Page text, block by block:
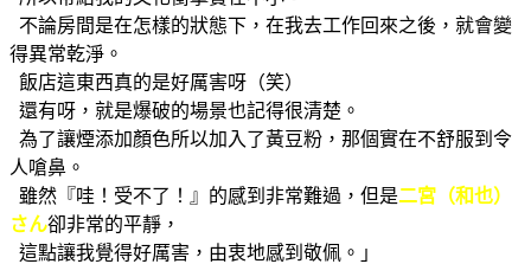
不論房間是在怎樣的狀態下，在我去工作回來之後，就會變
得異常乾淨。
飯店這東西真的是好厲害呀（笑）
還有呀，就是爆破的場景也記得很清楚。
為了讓煙添加顏色所以加入了黃豆粉，那個實在不舒服到令
人嗆鼻。
雖然『哇！受不了！』的感到非常難過，但是二宮（和也）
さん卻非常的平靜，
這點讓我覺得好厲害，由衷地感到敬佩。」